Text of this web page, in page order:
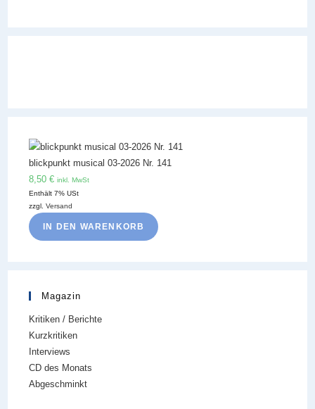
blickpunkt musical 03-2026 Nr. 141
8,50€ inkl. MwSt
Enthält 7% USt
zzgl.Versand
IN DEN WARENKORB
Magazin
Kritiken / Berichte
Kurzkritiken
Interviews
CD des Monats
Abgeschminkt